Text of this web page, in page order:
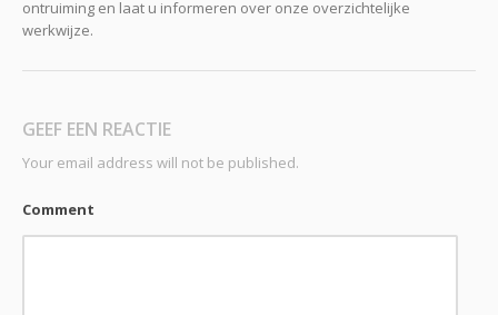
ontruiming en laat u informeren over onze overzichtelijke
werkwijze.
GEEF EEN REACTIE
Your email address will not be published.
Comment